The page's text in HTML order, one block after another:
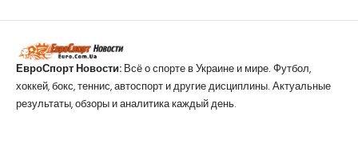
ЕвроСпорт Новости: Всё о спорте в Украине и мире. Футбол,
хоккей, бокс, теннис, автоспорт и другие дисциплины. Актуальные
результаты, обзоры и аналитика каждый день.